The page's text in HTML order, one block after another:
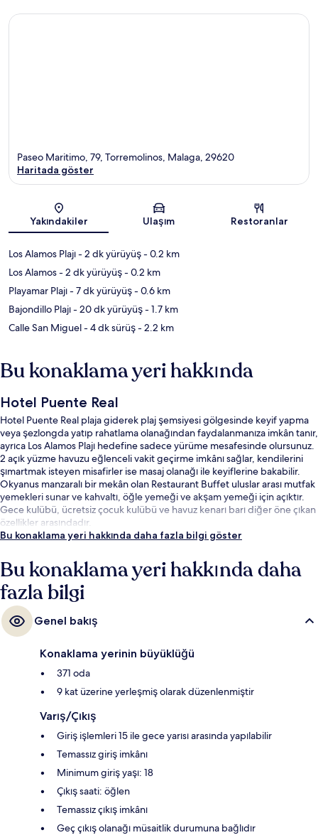
Harita
Paseo Maritimo, 79, Torremolinos, Malaga, 29620
Haritada göster
Yakındakiler Ulaşım Restoranlar
Los Alamos Plajı- 2 dk yürüyüş- 0.2 km
Los Alamos- 2 dk yürüyüş- 0.2 km
Playamar Plajı- 7 dk yürüyüş- 0.6 km
Bajondillo Plajı- 20 dk yürüyüş- 1.7 km
Calle San Miguel- 4 dk sürüş- 2.2 km
Bu konaklama yeri hakkında
Hotel Puente Real
Hotel Puente Real plaja giderek plaj şemsiyesi gölgesinde keyif yapma
veya şezlongda yatıp rahatlama olanağından faydalanmanıza imkân tanır,
ayrıca Los Alamos Plajı hedefine sadece yürüme mesafesinde olursunuz.
2 açık yüzme havuzu eğlenceli vakit geçirme imkânı sağlar, kendilerini
şımartmak isteyen misafirler ise masaj olanağı ile keyiflerine bakabilir.
Okyanus manzaralı bir mekân olan Restaurant Buffet uluslar arası mutfak
yemekleri sunar ve kahvaltı, öğle yemeği ve akşam yemeği için açıktır.
Gece kulübü, ücretsiz çocuk kulübü ve havuz kenarı barı diğer öne çıkan
özellikler arasındadır.
Bu konaklama yeri hakkında daha fazla bilgi göster
Bu konaklama yeri hakkında daha
fazla bilgi
Genel bakış
Konaklama yerinin büyüklüğü
371 oda
9 kat üzerine yerleşmiş olarak düzenlenmiştir
Varış/Çıkış
Giriş işlemleri 15 ile gece yarısı arasında yapılabilir
Temassız giriş imkânı
Minimum giriş yaşı: 18
Çıkış saati: öğlen
Temassız çıkış imkânı
Geç çıkış olanağı müsaitlik durumuna bağlıdır